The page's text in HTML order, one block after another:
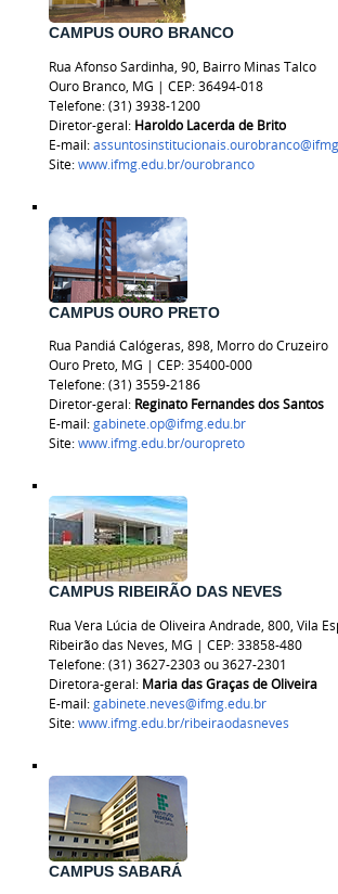
CAMPUS OURO BRANCO
Rua Afonso Sardinha, 90, Bairro Minas Talco
Ouro Branco, MG | CEP: 36494-018
Telefone:(31) 3938-1200
Diretor-geral: Haroldo Lacerda de Brito
E-mail:
Site:www.ifmg.edu.br/ourobranco
CAMPUS OURO PRETO
Rua Pandiá Calógeras, 898, Morro do Cruzeiro
Ouro Preto, MG | CEP: 35400-000
Telefone: (31) 3559-2186
Diretor-geral: Reginato Fernandes dos Santos
E-mail:gabinete.op@ifmg.edu.br
Site:www.ifmg.edu.br/ouropreto
CAMPUS RIBEIRÃO DAS NEVES
Rua Vera Lúcia de Oliveira Andrade, 800, Vila
Ribeirão das Neves, MG | CEP: 33858-480
Telefone: (31) 3627-2303 ou3627-2301
Diretora-geral: Maria das Graças de Oliveira
E-mail:gabinete.neves@ifmg.edu.br
Site:www.ifmg.edu.br/ribeiraodasneves
CAMPUS SABARÁ